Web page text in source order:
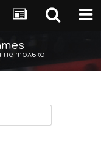
только